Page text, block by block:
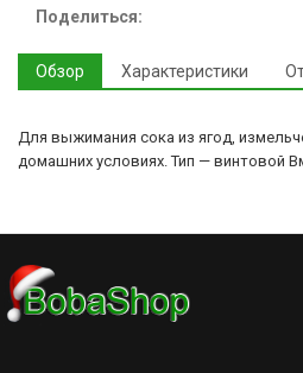
Поделиться:
Обзор Характеристики
Для выжимания сока из ягод,
домашних условиях. Тип — винтовой